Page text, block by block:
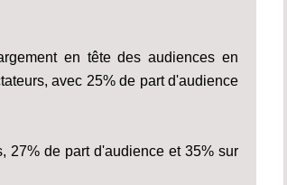
en tête des audiences en
avec 25% de part d'audience
27% de part d'audience et 35% sur